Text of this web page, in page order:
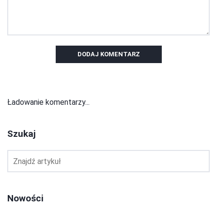
DODAJ KOMENTARZ
Ładowanie komentarzy...
Szukaj
Nowości